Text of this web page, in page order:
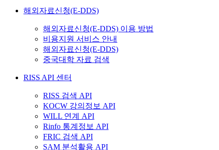
해외자료신청(E-DDS)
해외자료신청(E-DDS) 이용 방법
비용지원 서비스 안내
해외자료신청(E-DDS)
중국대학 자료 검색
RISS API 센터
RISS 검색 API
KOCW 강의정보 API
WILL 연계 API
Rinfo 통계정보 API
FRIC 검색 API
SAM 분석활용 API